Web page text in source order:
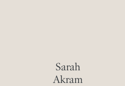
Sarah
Akram